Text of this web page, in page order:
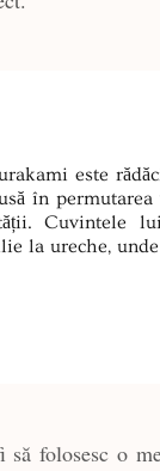
este
în
Cuvintele
la ureche,
să folosesc o